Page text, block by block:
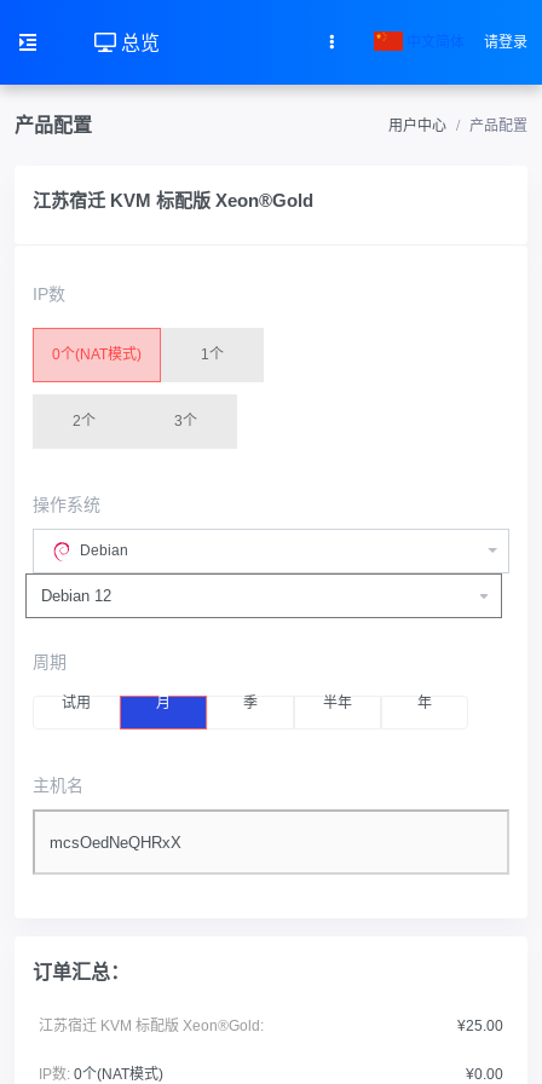
总览 中文简体 请登录
产品配置 用户中心 产品配置
江苏宿迁 KVM 标配版 Xeon®Gold
IP数
0个(NAT模式) 1个
2个 3个
操作系统
Debian
周期
试用 月 季 半年 年
主机名
订单汇总：
江苏宿迁 KVM 标配版 Xeon®Gold: ¥25.00
IP数: 0个(NAT模式) ¥0.00